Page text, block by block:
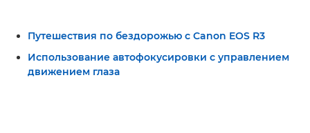
Путешествия по бездорожью с Canon EOS R3
Использование автофокусировки с управлением
движением глаза